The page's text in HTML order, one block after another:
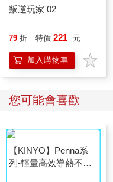
《逛街指南》
西班牙廣場除了散步和購
萊的紀念館，前者染上肺
大利休養，可是誰曉得濟
創，在羅馬也難恢復，一
歲。
這段戀情後來有很多說法
人責怪芬妮沒長眼睛、寡
封情書被牛津大學公開出
叛逆玩家 02
79 折 特價 221 元
加入購物車
您可能會喜歡